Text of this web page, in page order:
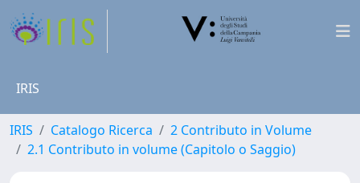
IRIS
IRIS Catalogo Ricerca
2 Contributo in Volume
2.1 Contributo in volume (Capitolo o Saggio)